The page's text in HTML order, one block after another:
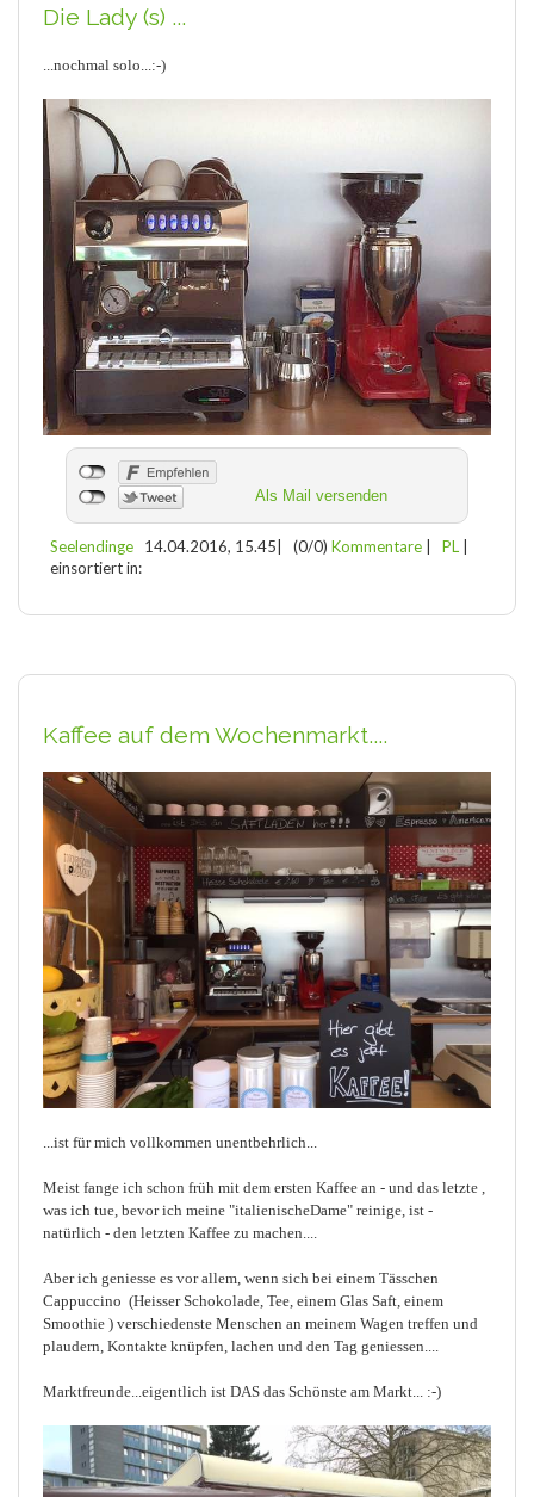
Die Lady (s) ...
...nochmal solo...:-)
Als Mail versenden
Seelendinge 14.04.2016, 15.45 (0/0) Kommentare PL
einsortiert in:
Kaffee auf dem Wochenmarkt....
...ist für mich vollkommen unentbehrlich...
Meist fange ich schon früh mit dem ersten Kaffee an - und das letzte ,
was ich tue, bevor ich meine "italienischeDame" reinige, ist -
natürlich - den letzten Kaffee zu machen....
Aber ich geniesse es vor allem, wenn sich bei einem Tässchen
Cappuccino (Heisser Schokolade, Tee, einem Glas Saft, einem
Smoothie ) verschiedenste Menschen an meinem Wagen treffen und
plaudern, Kontakte knüpfen, lachen und den Tag geniessen....
Marktfreunde...eigentlich ist DAS das Schönste am Markt... :-)